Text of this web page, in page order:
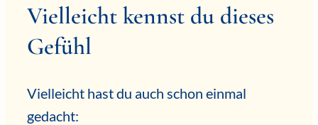
Vielleicht kennst du dieses
Gefühl
Vielleicht hast du auch schon einmal
gedacht: